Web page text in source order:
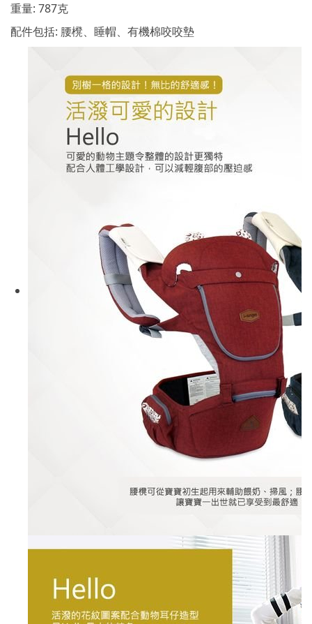
重量: 787克
配件包括: 腰櫈、睡帽、有機棉咬咬墊